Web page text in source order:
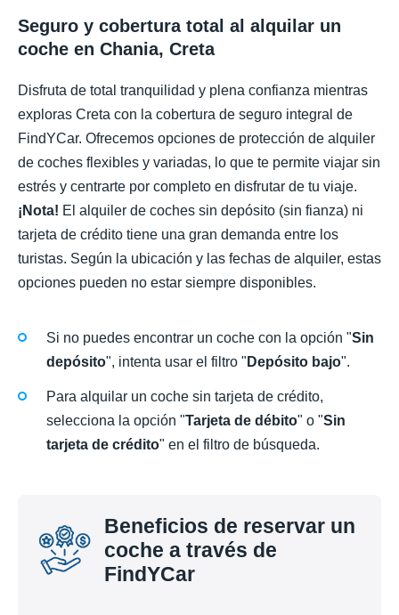
Seguro y cobertura total al alquilar un
coche en Chania, Creta
Disfruta de total tranquilidad y plena confianza mientras
exploras Creta con la cobertura de seguro integral de
FindYCar. Ofrecemos opciones de protección de alquiler
de coches flexibles y variadas, lo que te permite viajar sin
estrés y centrarte por completo en disfrutar de tu viaje.
¡Nota! El alquiler de coches sin depósito (sin fianza) ni
tarjeta de crédito tiene una gran demanda entre los
turistas. Según la ubicación y las fechas de alquiler, estas
opciones pueden no estar siempre disponibles.
Si no puedes encontrar un coche con la opción "Sin
depósito", intenta usar el filtro " Depósito bajo".
Para alquilar un coche sin tarjeta de crédito,
selecciona la opción "Tarjeta de débito" o "Sin
tarjeta de crédito" en el filtro de búsqueda.
Beneficios de reservar un
coche a través de
FindYCar